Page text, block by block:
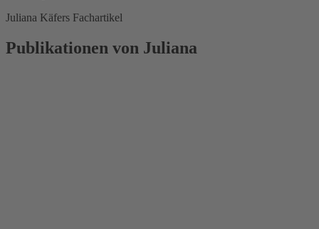
Juliana Käfers Fachartikel
Publikationen von Juliana